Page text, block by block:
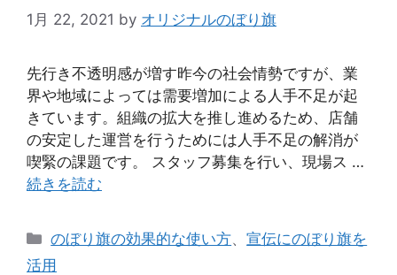
1月 22, 2021 by オリジナルのぼり旗
先行き不透明感が増す昨今の社会情勢ですが、業
界や地域によっては需要増加による人手不足が起
きています。組織の拡大を推し進めるため、店舗
の安定した運営を行うためには人手不足の解消が
喫緊の課題です。 スタッフ募集を行い、現場ス …
続きを読む
カ
テ
のぼり旗の効果的な使い方、宣伝にのぼり旗を
活用